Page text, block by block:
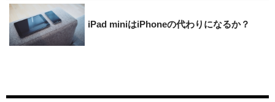
iPad miniはiPhoneの代わりになるか？